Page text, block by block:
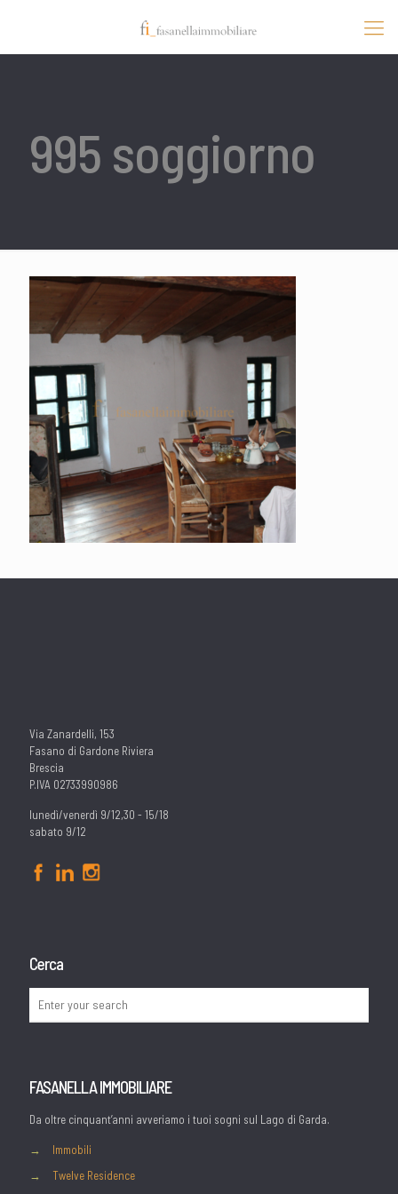
995 soggiorno
Via Zanardelli, 153
Fasano di Gardone Riviera
Brescia
P.IVA 02733990986
lunedì/venerdì 9/12,30 - 15/18
sabato 9/12
Cerca
FASANELLA IMMOBILIARE
Da oltre cinquant’anni avveriamo i tuoi sogni sul Lago di Garda.
→
Immobili
→
Twelve Residence